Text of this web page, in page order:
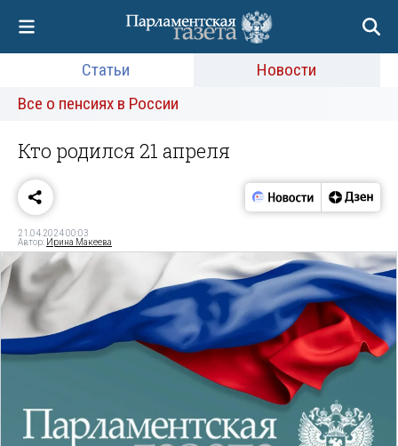
Статьи
Новости
Все о пенсиях в России
Кто родился 21 апреля
21.04.2024 00:03
Автор: Ирина Макеева